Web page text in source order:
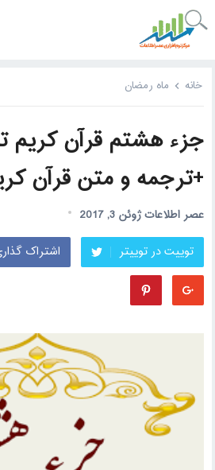
خانه ماه رمضان
جزء هشتم قرآن کریم
+ترجمه و متن قرآن
عصر اطلاعاتژوئن 3, 2017
توییت در توییتر
اشتراک